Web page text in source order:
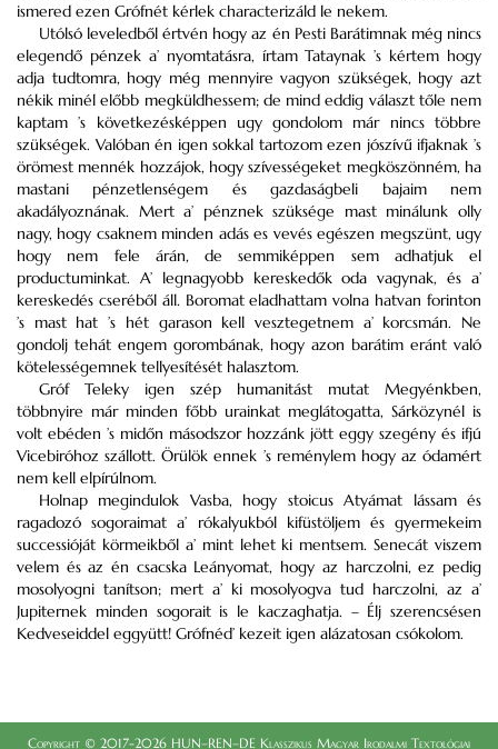
ismered ezen Grófnét kérlek characterizáld le nekem.
Utólsó leveledből értvén hogy az én Pesti Barátimnak még nincs
elegendő pénzek a’ nyomtatásra, írtam Tataynak ’s kértem hogy
adja tudtomra, hogy még mennyire vagyon szükségek, hogy azt
nékik minél előbb megküldhessem; de mind eddig választ tőle nem
kaptam ’s következésképpen ugy gondolom már nincs többre
szükségek. Valóban én igen sokkal tartozom ezen jószívű ifjaknak ’s
örömest mennék hozzájok, hogy szívességeket megköszönném, ha
mastani pénzetlenségem és gazdaságbeli bajaim nem
akadályoznának. Mert a’ pénznek szüksége mast minálunk olly
nagy, hogy csaknem minden adás es vevés egészen megszünt, ugy
hogy nem fele árán, de semmiképpen sem adhatjuk el
productuminkat. A’ legnagyobb kereskedők oda vagynak, és a’
kereskedés cseréből áll. Boromat eladhattam volna hatvan forinton
’s mast hat ’s hét garason kell vesztegetnem a’ korcsmán. Ne
gondolj tehát engem gorombának, hogy azon barátim eránt való
kötelességemnek tellyesítését halasztom.
Gróf Teleky igen szép humanitást mutat Megyénkben,
többnyire már minden főbb urainkat meglátogatta, Sárközynél is
volt ebéden ’s midőn másodszor hozzánk jött eggy szegény és ifjú
Vicebiróhoz szállott. Örülök ennek ’s reménylem hogy az ódamért
nem kell elpírúlnom.
Holnap megindulok Vasba, hogy stoicus Atyámat lássam és
ragadozó sogoraimat a’ rókalyukból kifüstöljem és gyermekeim
successióját körmeikből a’ mint lehet ki mentsem. Senecát viszem
velem és az én csacska Leányomat, hogy az harczolni, ez pedig
mosolyogni tanítson; mert a’ ki mosolyogva tud harczolni, az a’
Jupiternek minden sogorait is le kaczaghatja. – Élj szerencsésen
Kedveseiddel eggyütt! Grófnéd’ kezeit igen alázatosan csókolom.
Copyright © 2017-2026 HUN–REN–DE Klasszikus Magyar Irodalmi Textológiai